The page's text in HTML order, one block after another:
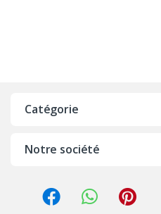
Catégorie
Notre société